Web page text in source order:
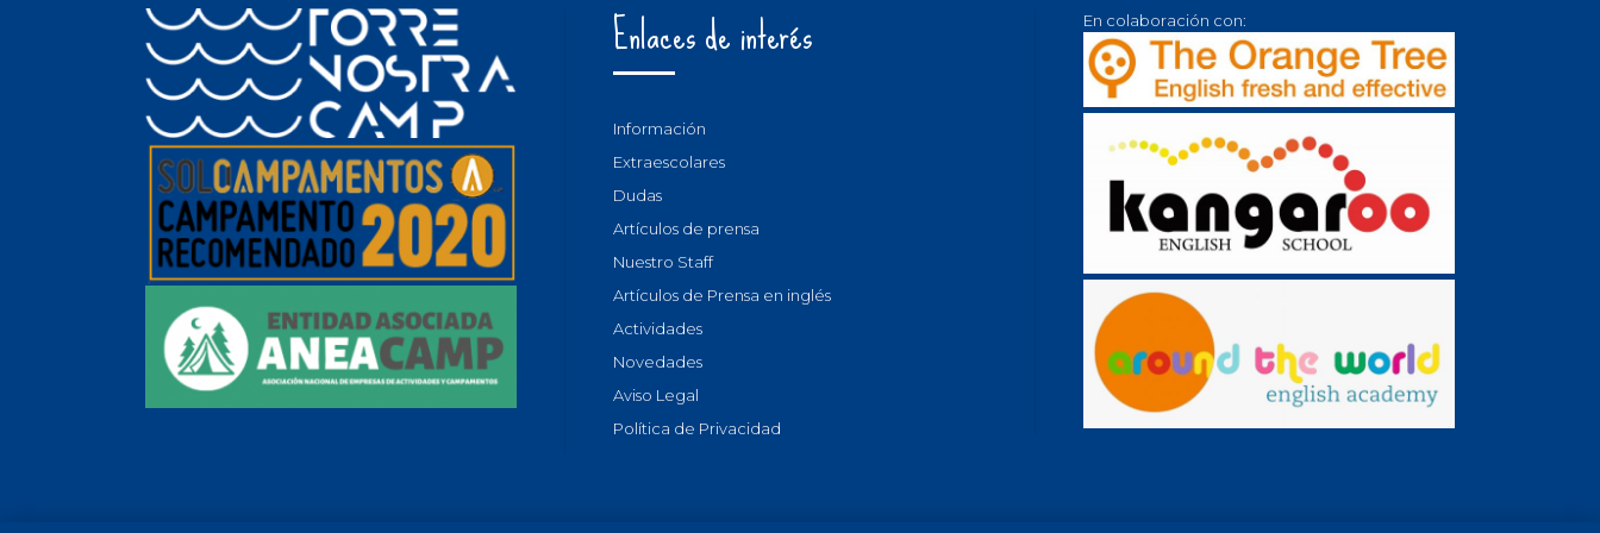
Enlaces de interés
Información
Extraescolares
Dudas
Artículos de prensa
Nuestro Staff
Artículos de Prensa en inglés
Actividades
Novedades
Aviso Legal
Política de Privacidad
En colaboración con: